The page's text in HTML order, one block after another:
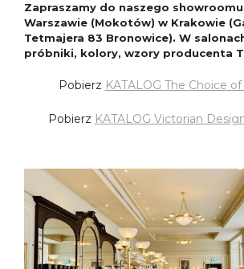
Zapraszamy do naszego showroomu
Warszawie (Mokotów) w Krakowie
Tetmajera 83 Bronowice). W
próbniki, kolory, wzory producenta
Pobierz KATALOG The Choice
Pobierz KATALOG Victorian